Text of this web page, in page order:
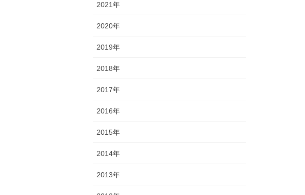
2021年
2020年
2019年
2018年
2017年
2016年
2015年
2014年
2013年